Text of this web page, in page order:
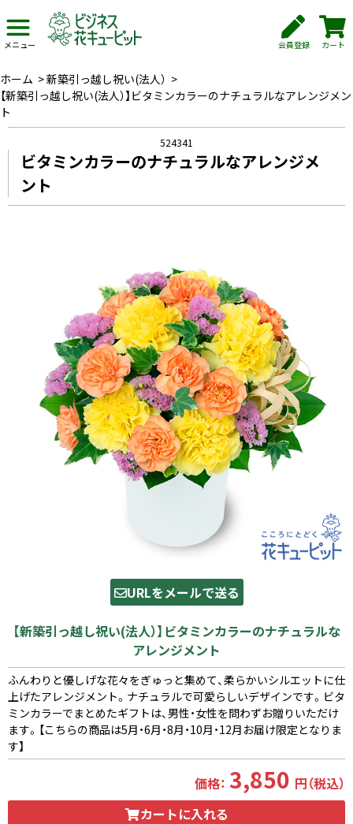
メニュー 会員登録 カート
ホーム >新築引っ越し祝い(法人） >
【新築引っ越し祝い(法人）】ビタミンカラーのナチュラルなアレンジメン
ト
524341
ビタミンカラーのナチュラルなアレンジメ
ント
URLをメールで送る
【新築引っ越し祝い(法人）】ビタミンカラーのナチュラルな
アレンジメント
ふんわりと優しげな花々をぎゅっと集めて、柔らかいシルエットに仕
上げたアレンジメント。ナチュラルで可愛らしいデザインです。ビタ
ミンカラーでまとめたギフトは、男性・女性を問わずお贈りいただけ
ます。【こちらの商品は5月・6月・8月・10月・12月お届け限定となりま
す】
価格： 3,850 円（税込）
カートに入れる